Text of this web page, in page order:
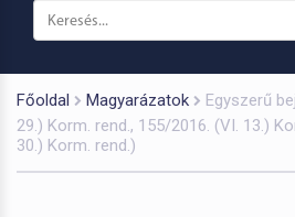
Főoldal Magyarázatok
Egyszerű
29.) Korm. rend., 155/2016. (VI. 13.)
30.) Korm. rend.)